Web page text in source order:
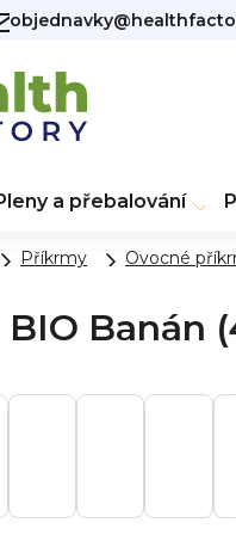
a přebalování
Příkrmy Ovocné
Banán